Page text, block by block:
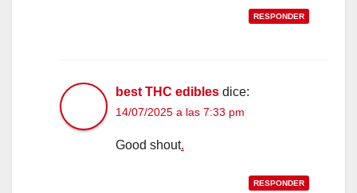
RESPONDER
best THC edibles dice:
14/07/2025 a las 7:33 pm
Good shout.
RESPONDER